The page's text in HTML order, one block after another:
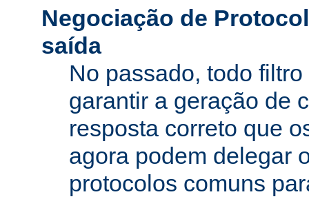
Negociação de
saída
No passado, todo
garantir a geração de
resposta correto que
agora podem delegar
protocolos comuns